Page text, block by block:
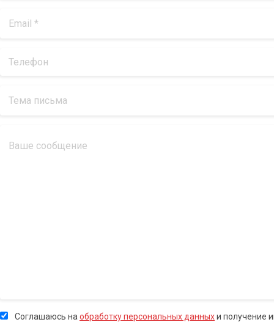
Соглашаюсь на обработку персональных данныхи получение